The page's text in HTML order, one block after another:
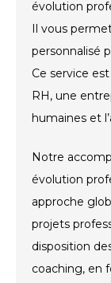
évolution
Il vous
personnalisé
Ce service
RH, une
humaines et
Notre
évolution
approche
projets
disposition
coaching, en